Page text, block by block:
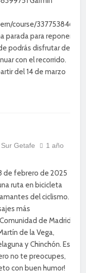
course/337753846
parada para reponer
podrás disfrutar de
con el recorrido.
del 14 de marzo
Getafe
1 año
de febrero de 2025
ruta en bicicleta
del ciclismo.
más
de Madrid,
de la Vega,
y Chinchón. Es
no te preocupes,
con buen humor!